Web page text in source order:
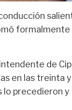
formalmente
de
en las treinta
precedieron